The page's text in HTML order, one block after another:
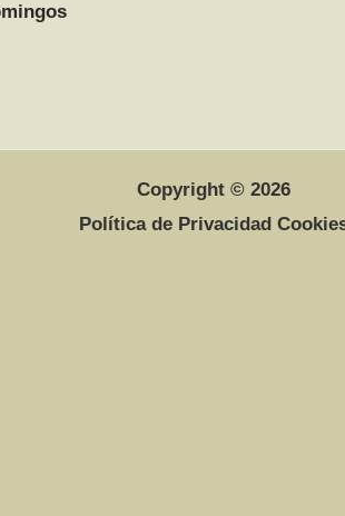
Copyright © 2026
Política de Privacidad